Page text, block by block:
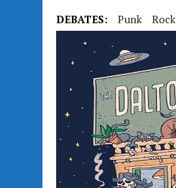
DEBATES: Punk Rock